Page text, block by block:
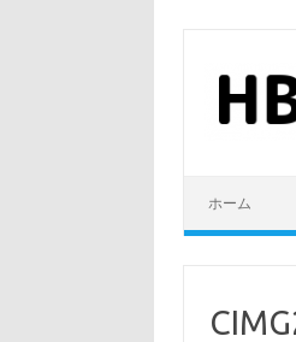
ホーム